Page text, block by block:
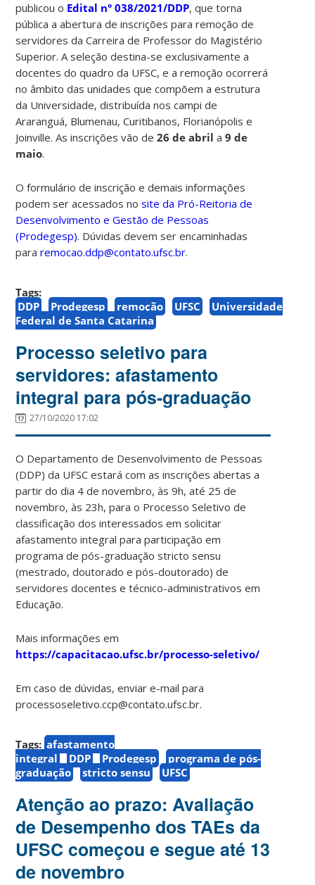
publicou o Edital n° 038/2021/DDP, que torna
pública a abertura de inscrições para remoção de
servidores da Carreira de Professor do Magistério
Superior. A seleção destina-se exclusivamente a
docentes do quadro da UFSC, e a remoção ocorrerá
no âmbito das unidades que compõem a estrutura
da Universidade, distribuída nos campi de
Araranguá, Blumenau, Curitibanos, Florianópolis e
Joinville. As inscrições vão de26 de abril a9 de
maio.
O formulário de inscrição e demais informações
podem ser acessados no site da Pró-Reitoria de
Desenvolvimento e Gestão de Pessoas
(Prodegesp). Dúvidas devem ser encaminhadas
pararemocao.ddp@contato.ufsc.br.
Tags:
DDP
Prodegesp remoção UFSC
Universidade
Federal de Santa Catarina
Processo seletivo para
servidores: afastamento
integral para pós-graduação
27/10/2020 17:02
O Departamento de Desenvolvimento de Pessoas
(DDP) da UFSC estará com as inscrições abertas a
partir do dia 4 de novembro, às 9h, até 25 de
novembro, às 23h, para o Processo Seletivo de
classificação dos interessados em solicitar
afastamento integral para participação em
programa de pós-graduação stricto sensu
(mestrado, doutorado e pós-doutorado) de
servidores docentes e técnico-administrativos em
Educação.
Mais informações em
https://capacitacao.ufsc.br/processo-seletivo/
Em caso de dúvidas, enviar e-mail para
processoseletivo.ccp@contato.ufsc.br.
Tags: afastamento
integral
DDP Prodegesp
programa de pós-
graduação
stricto sensu UFSC
Atenção ao prazo: Avaliação
de Desempenho dos TAEs da
UFSC começou e segue até 13
de novembro